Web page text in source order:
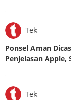
.
Tek
Ponsel Aman
Penjelasan Apple,
.
Tek